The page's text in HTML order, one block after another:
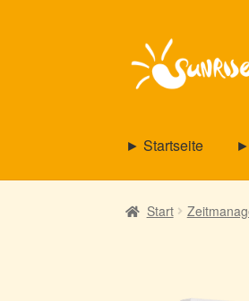
Zur
Navigation
springen
Zum
Inhalt
springen
► Startseite
Start